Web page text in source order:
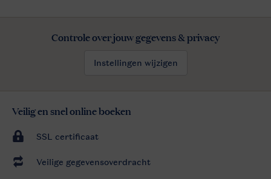
Controle over jouw gegevens & privacy
Instellingen wijzigen
Veilig en snel online boeken
SSL certificaat
Veilige gegevensoverdracht